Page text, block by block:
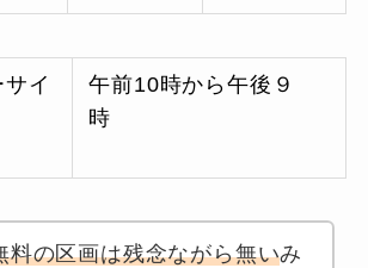
イ
午前10時から午後９
時
料の区画は残念ながら無いみ